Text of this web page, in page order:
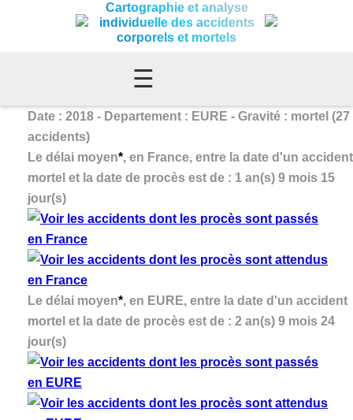
Cartographie et analyse
individuelle des accidents
corporels et mortels
☰
Date : 2018 - Departement : EURE - Gravité : mortel (27
accidents)
Le délai moyen*, en France, entre la date d'un accident
mortel et la date de procès est de : 1 an(s) 9 mois 15
jour(s)
Le délai moyen*, en EURE, entre la date d'un accident
mortel et la date de procès est de : 2 an(s) 9 mois 24
jour(s)